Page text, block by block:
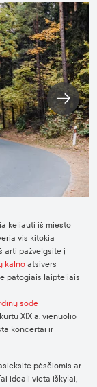
keliauti iš miesto
vis kitokia
arti pažvelgsite į
kalno atsivers
patogiais laipteliais
sode
XIX a. vienuolio
koncertai ir
pėsčiomis ar
ideali vieta iškylai,